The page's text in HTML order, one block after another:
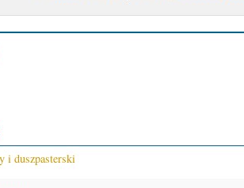
i duszpasterski